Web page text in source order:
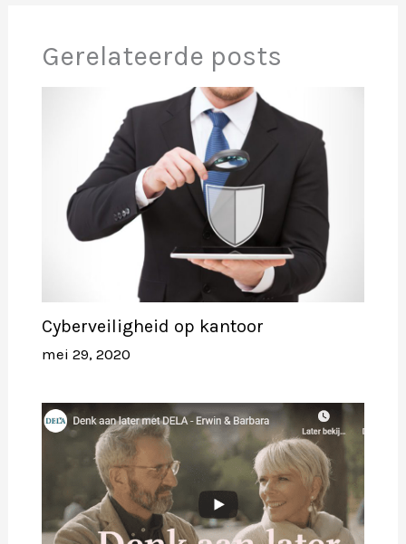
Gerelateerde posts
Cyberveiligheid op kantoor
mei 29, 2020